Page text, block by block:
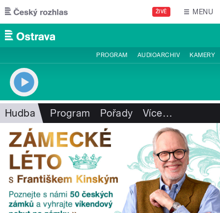
Přejít k hlavnímu obsahu
ŽIVĚ MENU
PROGRAM AUDIOARCHIV KAMERY
Hudba Program Pořady Více…